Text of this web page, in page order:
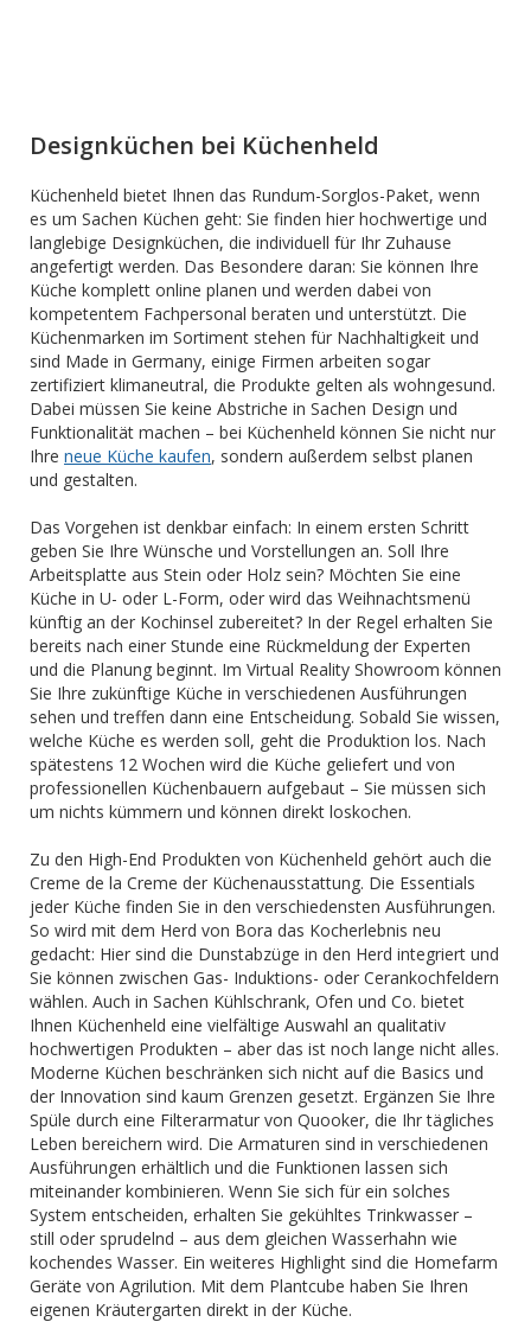
Designküchen bei Küchenheld
Küchenheld bietet Ihnen das Rundum-Sorglos-Paket, wenn
es um Sachen Küchen geht: Sie finden hier hochwertige und
langlebige Designküchen, die individuell für Ihr Zuhause
angefertigt werden. Das Besondere daran: Sie können Ihre
Küche komplett online planen und werden dabei von
kompetentem Fachpersonal beraten und unterstützt. Die
Küchenmarken im Sortiment stehen für Nachhaltigkeit und
sind Made in Germany, einige Firmen arbeiten sogar
zertifiziert klimaneutral, die Produkte gelten als wohngesund.
Dabei müssen Sie keine Abstriche in Sachen Design und
Funktionalität machen – bei Küchenheld können Sie nicht nur
Ihre neue Küche kaufen, sondern außerdem selbst planen
und gestalten.
Das Vorgehen ist denkbar einfach: In einem ersten Schritt
geben Sie Ihre Wünsche und Vorstellungen an. Soll Ihre
Arbeitsplatte aus Stein oder Holz sein? Möchten Sie eine
Küche in U- oder L-Form, oder wird das Weihnachtsmenü
künftig an der Kochinsel zubereitet? In der Regel erhalten Sie
bereits nach einer Stunde eine Rückmeldung der Experten
und die Planung beginnt. Im Virtual Reality Showroom können
Sie Ihre zukünftige Küche in verschiedenen Ausführungen
sehen und treffen dann eine Entscheidung. Sobald Sie wissen,
welche Küche es werden soll, geht die Produktion los. Nach
spätestens 12 Wochen wird die Küche geliefert und von
professionellen Küchenbauern aufgebaut – Sie müssen sich
um nichts kümmern und können direkt loskochen.
Zu den High-End Produkten von Küchenheld gehört auch die
Creme de la Creme der Küchenausstattung. Die Essentials
jeder Küche finden Sie in den verschiedensten Ausführungen.
So wird mit dem Herd von Bora das Kocherlebnis neu
gedacht: Hier sind die Dunstabzüge in den Herd integriert und
Sie können zwischen Gas- Induktions- oder Cerankochfeldern
wählen. Auch in Sachen Kühlschrank, Ofen und Co. bietet
Ihnen Küchenheld eine vielfältige Auswahl an qualitativ
hochwertigen Produkten – aber das ist noch lange nicht alles.
Moderne Küchen beschränken sich nicht auf die Basics und
der Innovation sind kaum Grenzen gesetzt. Ergänzen Sie Ihre
Spüle durch eine Filterarmatur von Quooker, die Ihr tägliches
Leben bereichern wird. Die Armaturen sind in verschiedenen
Ausführungen erhältlich und die Funktionen lassen sich
miteinander kombinieren. Wenn Sie sich für ein solches
System entscheiden, erhalten Sie gekühltes Trinkwasser –
still oder sprudelnd – aus dem gleichen Wasserhahn wie
kochendes Wasser. Ein weiteres Highlight sind die Homefarm
Geräte von Agrilution. Mit dem Plantcube haben Sie Ihren
eigenen Kräutergarten direkt in der Küche.